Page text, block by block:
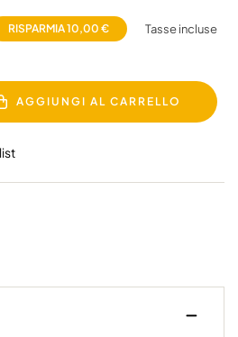
RISPARMIA 10,00 € Tasse incluse
AGGIUNGI AL CARRELLO